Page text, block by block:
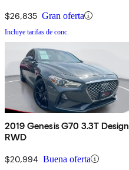
$26,835 Gran oferta
Incluye tarifas de conc.
2019 Genesis G70 3.3T Design
RWD
$20,994 Buena oferta